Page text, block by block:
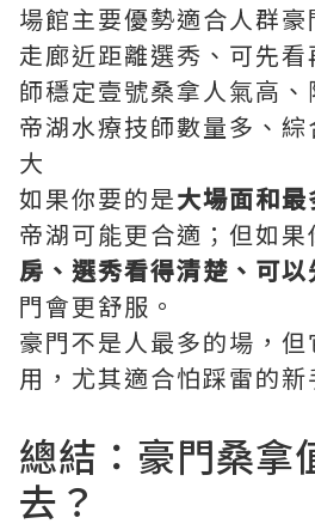
場館主要優勢適合人群豪
走廊近距離選秀、可先
師穩定壹號桑拿人氣高
帝湖水療技師數量多、
大
如果你要的是大場面和最
帝湖可能更合適；但如果
房、選秀看得清楚、可
門會更舒服。
豪門不是人最多的場，
用，尤其適合怕踩雷的新
總結：豪門桑拿
去？